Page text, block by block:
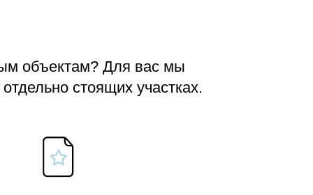
объектам? Для вас мы
стоящих участках.